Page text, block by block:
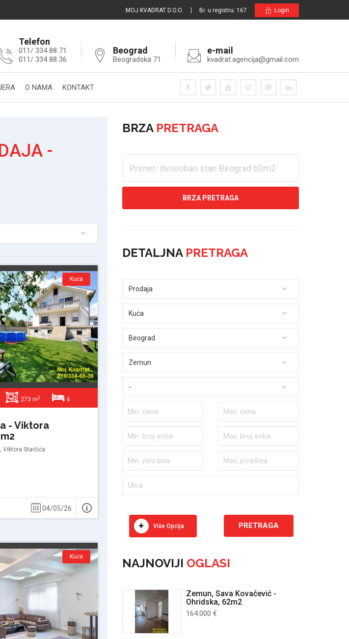
MOJ KVADRAT D.O.O. Br. u registru: 167 Login
Telefon
011/ 334 88 71
011/ 334 88 36
Beograd
Beogradska 71
e-mail
kvadrat.agencija@gmail.com
O NAMA KONTAKT
-
Kuća
273 m2 6
- Viktora
Viktora Starčića
04/05/26
Kuća
BRZAPRETRAGA
BRZA PRETRAGA
DETALJNAPRETRAGA
Prodaja
Kuća
Beograd
Zemun
-
Više Opcija
NAJNOVIJI OGLASI
Zemun, Sava Kovačević -
Ohridska, 62m2
164.000 €